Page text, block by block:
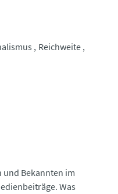
Reichweite
und Bekannten im
Was